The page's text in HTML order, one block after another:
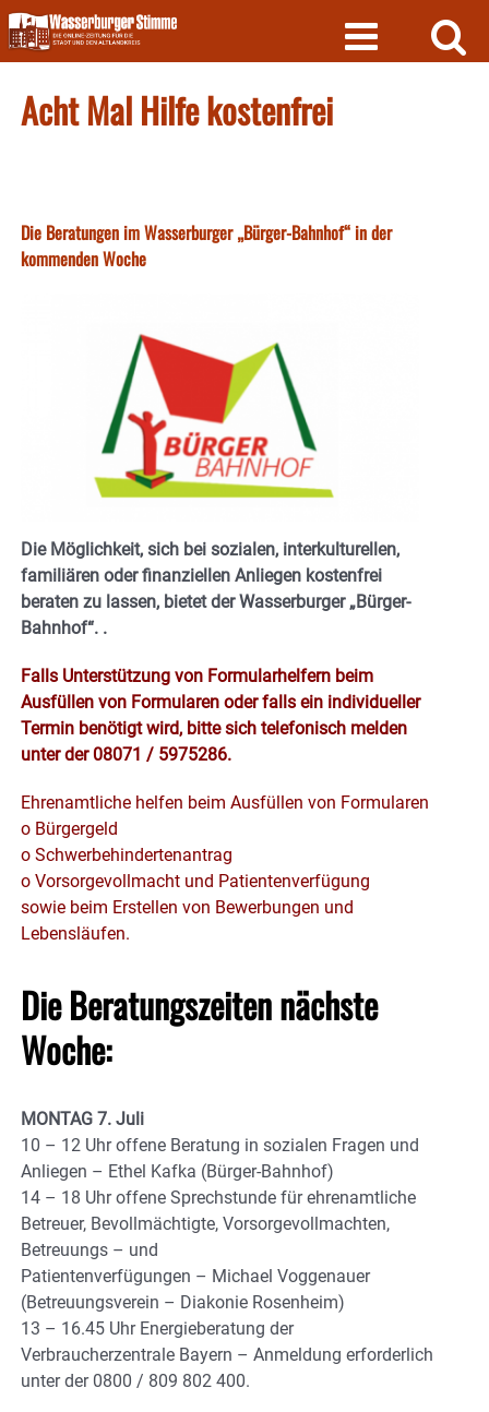
Skip
to
content
Acht Mal Hilfe kostenfrei
Die Beratungen im Wasserburger „Bürger-Bahnhof“ in der
kommenden Woche
Die Möglichkeit, sich bei sozialen, interkulturellen,
familiären oder finanziellen Anliegen kostenfrei
beraten zu lassen, bietet der Wasserburger „Bürger-
Bahnhof“. .
Falls Unterstützung von Formularhelfern beim
Ausfüllen von Formularen oder falls ein individueller
Termin benötigt wird, bitte sich telefonisch melden
unter der 08071 / 5975286.
Ehrenamtliche helfen beim Ausfüllen von Formularen
o Bürgergeld
o Schwerbehindertenantrag
o Vorsorgevollmacht und Patientenverfügung
sowie beim Erstellen von Bewerbungen und
Lebensläufen.
Die Beratungszeiten nächste
Woche:
MONTAG 7. Juli
10 – 12 Uhr offene Beratung in sozialen Fragen und
Anliegen – Ethel Kafka (Bürger-Bahnhof)
14 – 18 Uhr offene Sprechstunde für ehrenamtliche
Betreuer, Bevollmächtigte, Vorsorgevollmachten,
Betreuungs – und
Patientenverfügungen – Michael Voggenauer
(Betreuungsverein – Diakonie Rosenheim)
13 – 16.45 Uhr Energieberatung der
Verbraucherzentrale Bayern – Anmeldung erforderlich
unter der 0800 / 809 802 400.